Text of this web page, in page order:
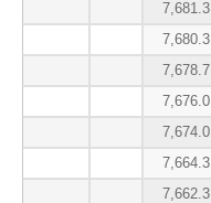
7,681.3
7,680.3
7,678.7
7,676.0
7,674.0
7,664.3
7,662.3